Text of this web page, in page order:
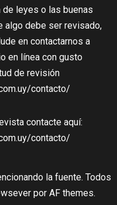
leyes o las buenas
algo debe ser revisado,
en contactarnos a
en línea con gusto
de revisión
contacto/
contacte aquí:
contacto/
la fuente. Todos
por AF themes.